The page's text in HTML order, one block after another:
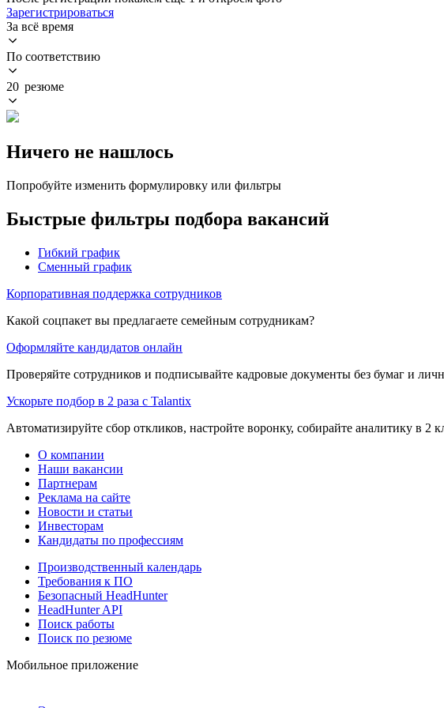
Зарегистрироваться
За всё время
По соответствию
20 резюме
Ничего не нашлось
Попробуйте изменить формулировку или фильтры
Быстрые фильтры подбора вакансий
Гибкий график
Сменный график
Корпоративная поддержка сотрудников
Какой соцпакет вы предлагаете семейным сотрудникам?
Оформляйте кандидатов онлайн
Проверяйте сотрудников и подписывайте кадровые документы без бумаг и
Ускорьте подбор в 2 раза с Talantix
Автоматизируйте сбор откликов, настройте воронку, собирайте аналитику в 2
О компании
Наши вакансии
Партнерам
Реклама на сайте
Новости и статьи
Инвесторам
Кандидаты по профессиям
Производственный календарь
Требования к ПО
Безопасный HeadHunter
HeadHunter API
Поиск работы
Поиск по резюме
Мобильное приложение